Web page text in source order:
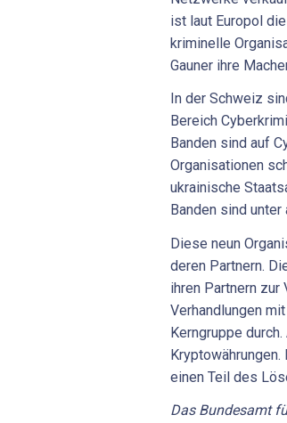
ist laut Europol
kriminelle
Gauner ihre
In der Schweiz
Bereich
Banden sind auf
Organisationen
ukrainische
Banden sind
Diese neun
deren Partnern.
ihren Partnern
Verhandlungen
Kerngruppe
einen Teil des
Das Bundesamt